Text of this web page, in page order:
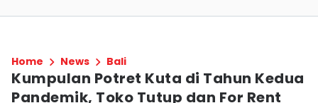
Home News Bali
Kumpulan Potret Kuta di Tahun Kedua
Pandemik, Toko Tutup dan For Rent